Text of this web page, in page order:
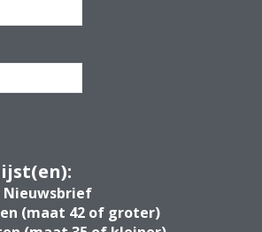
(maat 42 of groter)